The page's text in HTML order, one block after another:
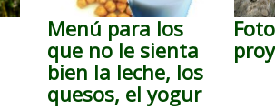
Menú para los
que no le sienta
bien la leche, los
quesos, el yogur